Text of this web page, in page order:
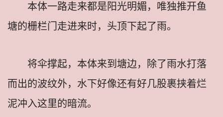
本体一路走来都是阳光明媚，唯独推开鱼
塘的栅栏门走进来时，头顶下起了雨。
将伞撑起，本体来到塘边，除了雨水打落
而出的波纹外，水下好像还有好几股裹挟着烂
泥冲入这里的暗流。